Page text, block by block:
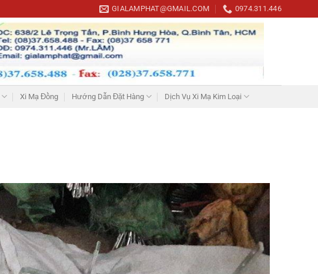
GIALAMPHAT@GMAIL.COM 0974.311.446
Xi Mạ Đồng Hướng Dẫn Đặt Hàng Dịch Vụ Xi Mạ Kim Loại